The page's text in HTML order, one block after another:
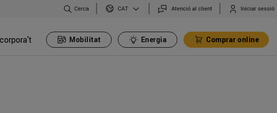
Cerca CAT Atenció al client Iniciar sessió
Mobilitat Energia Comprar online